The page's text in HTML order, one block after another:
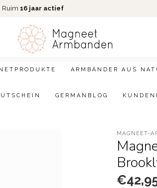
Ruim 16 jaar actief
ARMBÄNDER AUS
GERMANBLOG
MAGNEET-